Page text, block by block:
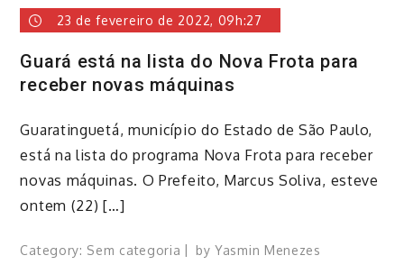
23 de fevereiro de 2022, 09h:27
Guará está na lista do Nova Frota para
receber novas máquinas
​Guaratinguetá, município do Estado de São Paulo,
está na lista do programa Nova Frota para receber
novas máquinas. O Prefeito, Marcus Soliva, esteve
ontem (22) […]
Category: Sem categoria byYasmin Menezes